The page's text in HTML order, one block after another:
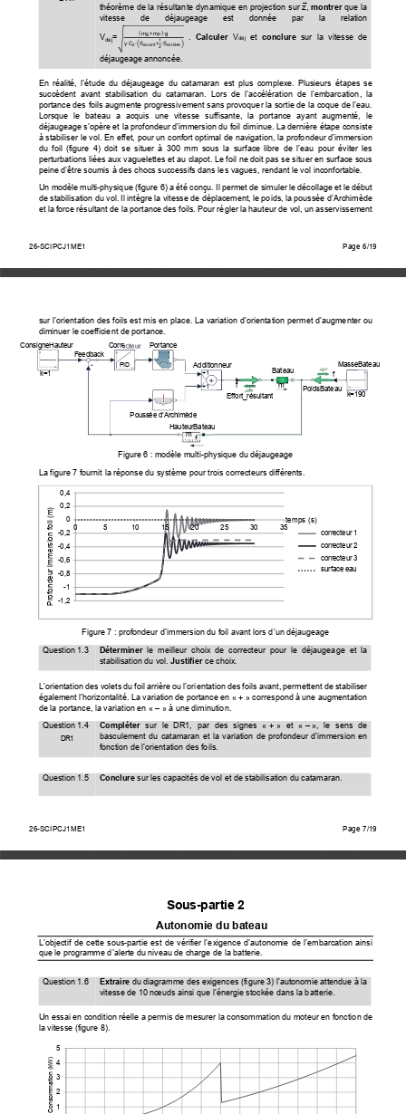
théorème de la résultante dynamique en projection sur zሬ, montrer que la
vitesse       de       déjaugeage       est       donnée       par       la       relation
Vdéj= ඨ
ሺmB+mPሻ∙g
γ∙Cz∙ቀSavant+1
2
∙Sarrièreቁ
  .
Calculer Vdéj et conclure
  sur  la  vitesse  de
déjaugeage annoncée.
En  réalité,  l’étude  du  déjaugeage  du  catamaran est  plus  complexe.  Plusieurs  étapes  se
succèdent  avant  stabilisation  du  catamaran. Lors  de  l’accélération  de  l’embarcation,  la
portance des foils augmente progressivement sans provoquer la sortie de la coque de l’eau.
Lorsque  le  bateau  a  acquis  une  vitesse  suffisante,  la  portance  ayant  augmenté,  le
déjaugeage s’opère et la profondeur d’immersion du foil diminue. La dernière étape consiste
à stabiliser le vol. En effet, pour un confort optimal de navigation, la profondeur d’immersion
du  foil  (figure  4)  doit  se  situer  à  300  mm  sous
  la  surface  libre  de  l’eau  pour  éviter  les
perturbations liées aux vaguelettes et au clapot. Le foil ne doit pas se situer en surface sous
peine d’être soumis à des chocs successifs dans les vagues, rendant le vol inconfortable.
Un modèle multi-physique (figure 6) a été conçu. Il permet de simuler le décollage et le début
de stabilisation du vol. Il intègre la vitesse de déplacement, le poids, la poussée d’Archimède
et la force résultant de la portance des foils. Pour régler la hauteur de vol, un asservissement
26-SCIPCJ1ME1 Page 6/19
sur l’orientation des foils est mis en place. La variation d’orientation permet d’augmenter ou
diminuer le coefficient de portance.
Figure 6 : modèle multi-physique du déjaugeage
La figure 7 fournit la réponse du système pour trois correcteurs différents.
Figure 7 : profondeur d’immersion du foil avant lors d’un déjaugeage
Question 1.3
Déterminer
  le  meilleur  choix  de  correcteur  pour  le  déjaugeage  et  la
stabilisation du vol.
Justifier ce choix.
L’orientation des volets du foil arrière ou l’orientation des foils avant, permettent de stabiliser
également l’horizontalité. La variation de portance en « + » correspond à une augmentation
de la portance, la variation en « – » à une diminution.
Question 1.4
Compléter
  sur  le  DR1,  par  des  signes  «  +  »  et  «  –  »,  le  sens  de
basculement  du  catamaran  et  la  variation  de  profondeur  d’immersion  en
fonction de l’orientation des foils.
DR1
Question 1.5 Conclure sur les capacités de vol et de stabilisation du catamaran.
-1,2
-1
-0,8
-0,6
-0,4
-0,2
0
0,2
0,4
0 5 10 15 20 25 30 35
Profondeur immersion foil (m)
temps (s)
asservissement 1
asservissement 2
asservissement 3
Surface eau
correcteur 1
correcteur 2
correcteur 3
surface eau
ConsigneHauteur Correcteur
Portance
Feedback
Additionneur
k=1
MasseBateau
Bateau
f
+1
PID
f
m
Effort_résultant
PoidsBateau
k=190
+1
Poussée d’Archimède
HauteurBateau
m
26-SCIPCJ1ME1 Page 7/19
Sous-partie 2
Autonomie du bateau
L’objectif  de  cette  sous-partie  est  de  vérifier  l’exigence  d’autonomie  de  l’embarcation  ainsi
que le programme d’alerte du niveau de charge de la batterie.
Question 1.6 Extraire du diagramme des exigences (figure 3) l’autonomie attendue à la
vitesse de 10 nœuds ainsi que l’énergie stockée dans la batterie.
Un essai en condition réelle a permis de mesurer la consommation du moteur en fonction de
la vitesse (figure 8).
1
2
3
4
5
Consommation (kW)